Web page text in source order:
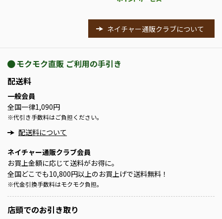
ネイチャー通販クラブについて
モクモク直販 ご利用の手引き
配送料
一般会員
全国一律1,090円
※代引き手数料はご負担ください。
配送料について
ネイチャー通販クラブ会員
お買上金額に応じて送料がお得に。
全国どこでも10,800円以上のお買上げで送料無料！
※代金引換手数料はモクモク負担。
店頭でのお引き取り